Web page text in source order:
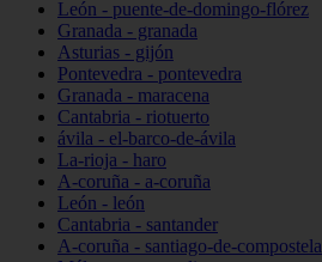
León - puente-de-domingo-flórez
Granada - granada
Asturias - gijón
Pontevedra - pontevedra
Granada - maracena
Cantabria - riotuerto
ávila - el-barco-de-ávila
La-rioja - haro
A-coruña - a-coruña
León - león
Cantabria - santander
A-coruña - santiago-de-compostela